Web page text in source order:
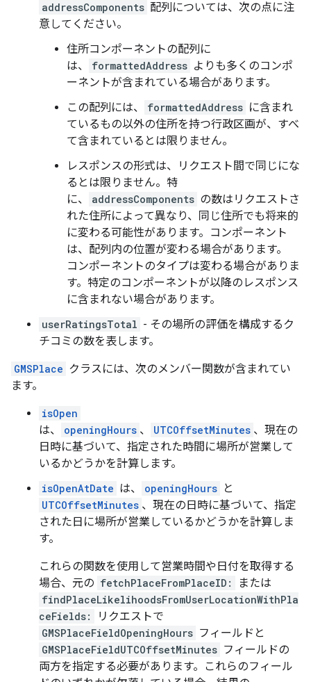
addressComponents 配列については、次の点に注
意してください。
住所コンポーネントの配列に
は、
formattedAddress よりも多くのコンポ
ーネントが含まれている場合があります。
この配列には、
formattedAddress に含まれ
ているもの以外の住所を持つ行政区画が、すべ
て含まれているとは限りません。
レスポンスの形式は、リクエスト間で同じにな
るとは限りません。特
に、
addressComponents の数はリクエストさ
れた住所によって異なり、同じ住所でも将来的
に変わる可能性があります。コンポーネント
は、配列内の位置が変わる場合があります。
コンポーネントのタイプは変わる場合がありま
す。特定のコンポーネントが以降のレスポンス
に含まれない場合があります。
userRatingsTotal - その場所の評価を構成するク
チコミの数を表します。
GMSPlace クラスには、次のメンバー関数が含まれてい
ます。
isOpen
は、
openingHours 、 UTCOffsetMinutes 、現在の
日時に基づいて、指定された時間に場所が営業して
いるかどうかを計算します。
isOpenAtDate は、 openingHours と
UTCOffsetMinutes 、現在の日時に基づいて、指定
された日に場所が営業しているかどうかを計算しま
す。
これらの関数を使用して営業時間や日付を取得する
場合、元の fetchPlaceFromPlaceID:
または
findPlaceLikelihoodsFromUserLocationWithPla
ceFields:
リクエストで
GMSPlaceFieldOpeningHours フィールドと
GMSPlaceFieldUTCOffsetMinutes フィールドの
両方を指定する必要があります。これらのフィール